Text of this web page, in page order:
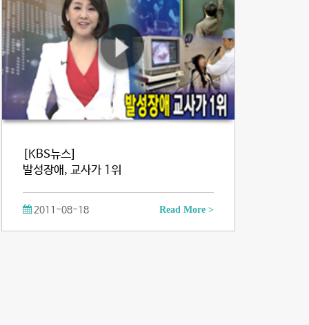
[KBS뉴스]
발성장애, 교사가 1위
2011-08-18 Read More >